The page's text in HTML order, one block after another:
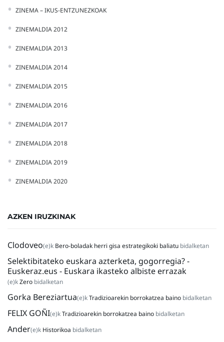
ZINEMA – IKUS-ENTZUNEZKOAK
ZINEMALDIA 2012
ZINEMALDIA 2013
ZINEMALDIA 2014
ZINEMALDIA 2015
ZINEMALDIA 2016
ZINEMALDIA 2017
ZINEMALDIA 2018
ZINEMALDIA 2019
ZINEMALDIA 2020
AZKEN IRUZKINAK
Clodoveo(e)k Bero-boladak herri gisa estrategikoki baliatu bidalketan
Selektibitateko euskara azterketa, gogorregia? -
Euskeraz.eus - Euskara ikasteko albiste errazak
(e)kZero bidalketan
Gorka Bereziartua(e)kTradizioarekin borrokatzea baino bidalketan
FELIX GOÑI(e)kTradizioarekin borrokatzea baino bidalketan
Ander(e)k Historikoa bidalketan